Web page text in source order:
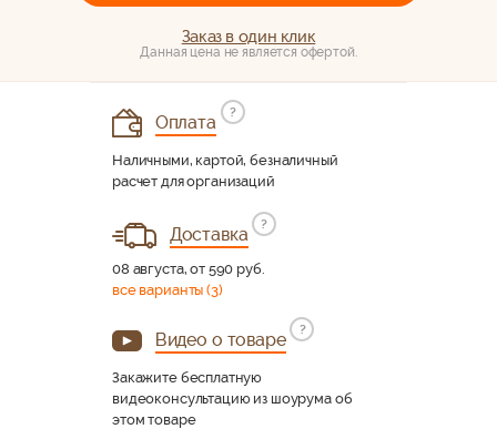
Заказ в один клик
Данная цена не является офертой.
Оплата
?
Наличными, картой, безналичный
расчет для организаций
Доставка
?
08 августа, от 590 руб.
все варианты (3)
Видео о товаре
?
Закажите бесплатную
видеоконсультацию из шоурума об
этом товаре